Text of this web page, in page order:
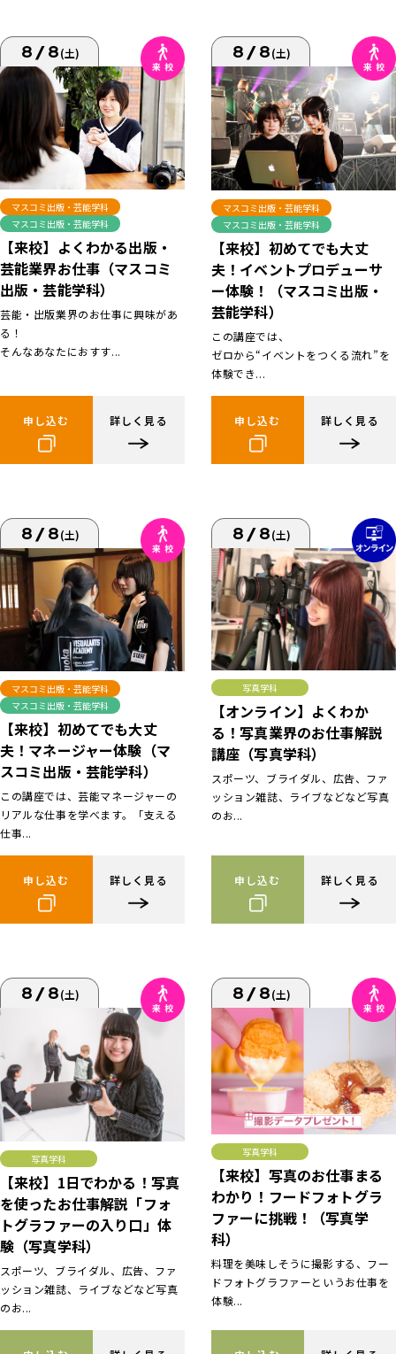
8/8(土)
マスコミ出版・芸能学科
マスコミ出版・芸能学科
【来校】よくわかる出版・
芸能業界お仕事（マスコミ
出版・芸能学科）
芸能・出版業界のお仕事に興味があ
る！
そんなあなたにおすす...
申し込む 詳しく見る
8/8(土)
マスコミ出版・芸能学科
マスコミ出版・芸能学科
【来校】初めてでも大丈
夫！イベントプロデューサ
ー体験！（マスコミ出版・
芸能学科）
この講座では、
ゼロから“イベントをつくる流れ”を
体験でき...
申し込む 詳しく見る
8/8(土)
マスコミ出版・芸能学科
マスコミ出版・芸能学科
【来校】初めてでも大丈
夫！マネージャー体験（マ
スコミ出版・芸能学科）
この講座では、芸能マネージャーの
リアルな仕事を学べます。「支える
仕事...
申し込む 詳しく見る
8/8(土)
写真学科
【オンライン】よくわか
る！写真業界のお仕事解説
講座（写真学科）
スポーツ、ブライダル、広告、ファ
ッション雑誌、ライブなどなど写真
のお...
申し込む 詳しく見る
8/8(土)
写真学科
【来校】1日でわかる！写真
を使ったお仕事解説「フォ
トグラファーの入り口」体
験（写真学科）
スポーツ、ブライダル、広告、ファ
ッション雑誌、ライブなどなど写真
のお...
8/8(土)
写真学科
【来校】写真のお仕事まる
わかり！フードフォトグラ
ファーに挑戦！（写真学
科）
料理を美味しそうに撮影する、フー
ドフォトグラファーというお仕事を
体験...